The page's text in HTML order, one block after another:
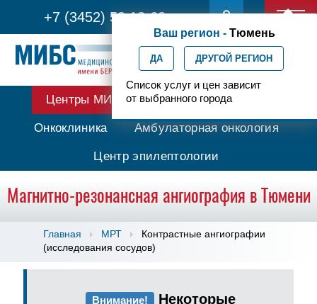
+7 (3452) 53 13-62
Ваш регион - Тюмень
ДА ДРУГОЙ РЕГИОН
Список услуг и цен зависит
от выбранного города
Центры МИБС Протонная терапия
Онкоклиника Амбулаторная онкология
Центр эпилептологии
Магнитно-резонансная ангиография в Тюмени
Главная МРТ
Контрастные ангиографии
(исследования сосудов)
Внимание! Некоторые